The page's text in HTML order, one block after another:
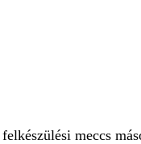
meccs